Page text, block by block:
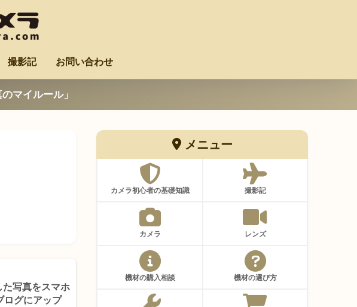
撮影記 お問い合わせ
マイルール」
写真をスマホ
ログにアップ
メニュー
カメラ初心者の基礎知識 撮影記
カメラ レンズ
機材の購入相談 機材の選び方